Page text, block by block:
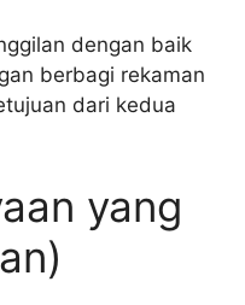
dengan baik
berbagi rekaman
dari kedua
yang